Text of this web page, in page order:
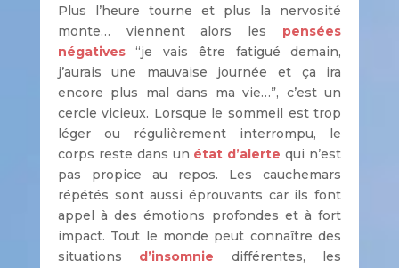
Plus l’heure tourne et plus la nervosité
monte… viennent alors les pensées
négatives“je vais être fatigué demain,
j’aurais une mauvaise journée et ça ira
encore plus mal dans ma vie…”, c’est un
cercle vicieux. Lorsque le sommeil est trop
léger ou régulièrement interrompu, le
corps reste dans un état d’alertequi n’est
pas propice au repos. Les cauchemars
répétés sont aussi éprouvants car ils font
appel à des émotions profondes et à fort
impact. Tout le monde peut connaître des
situations d’insomnie différentes, les